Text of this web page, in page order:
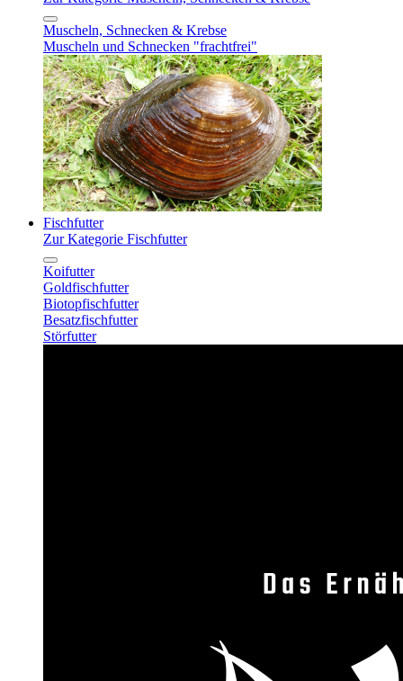
Muscheln, Schnecken & Krebse
Muscheln und Schnecken "frachtfrei"
Fischfutter
Zur Kategorie Fischfutter
Koifutter
Goldfischfutter
Biotopfischfutter
Besatzfischfutter
Störfutter